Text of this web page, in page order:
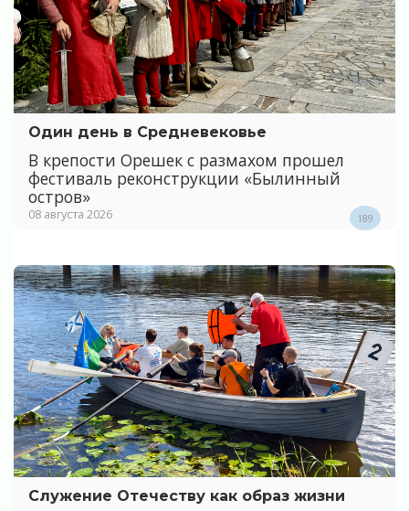
Один день в Средневековье
В крепости Орешек с размахом прошел
фестиваль реконструкции «Былинный
остров»
08 августа 2026 189
Служение Отечеству как образ жизни